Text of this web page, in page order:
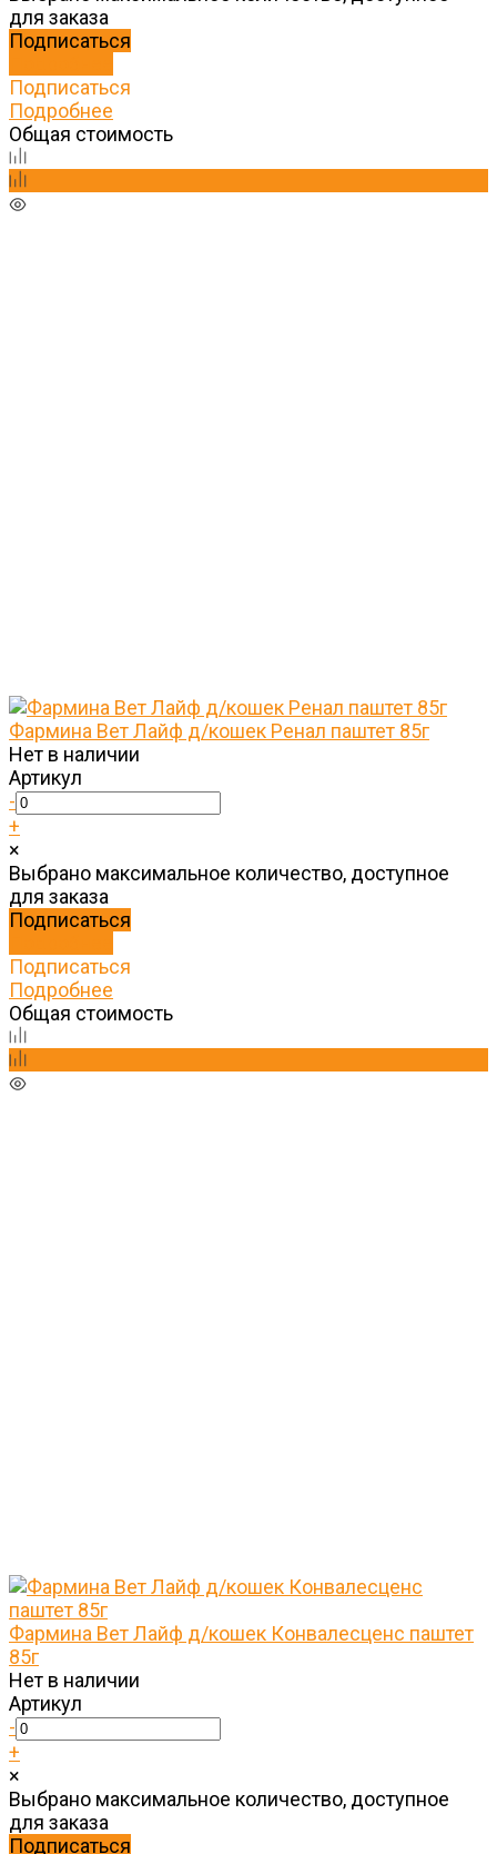
для заказа
Подписаться
Подписаться
Подробнее
Общая стоимость
Фармина Вет Лайф д/кошек Ренал паштет 85г
Нет в наличии
Артикул
-
+
×
Выбрано максимальное количество, доступное
для заказа
Подписаться
Подписаться
Подробнее
Общая стоимость
Фармина Вет Лайф д/кошек Конвалесценс паштет
85г
Нет в наличии
Артикул
-
+
×
Выбрано максимальное количество, доступное
для заказа
Подписаться